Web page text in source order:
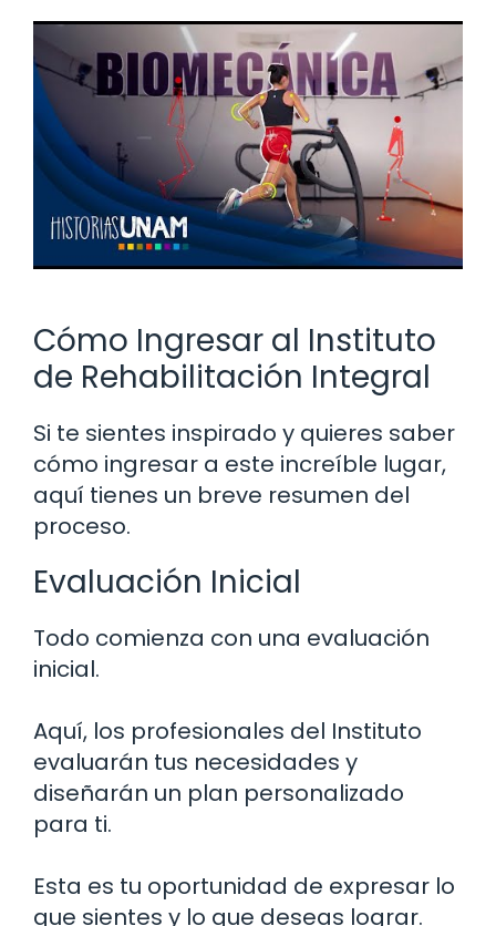
Cómo Ingresar al Instituto
de Rehabilitación Integral
Si te sientes inspirado y quieres saber
cómo ingresar a este increíble lugar,
aquí tienes un breve resumen del
proceso.
Evaluación Inicial
Todo comienza con una evaluación
inicial.
Aquí, los profesionales del Instituto
evaluarán tus necesidades y
diseñarán un plan personalizado
para ti.
Esta es tu oportunidad de expresar lo
que sientes y lo que deseas lograr.